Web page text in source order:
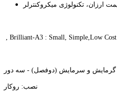
, Brilliant-A3 : Small, Simple,Low Cost
نصب: روکار